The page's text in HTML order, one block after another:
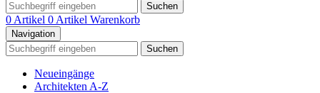
Suchen
0 Artikel 0 Artikel Warenkorb
Navigation
Suchen
Neueingänge
Architekten A-Z